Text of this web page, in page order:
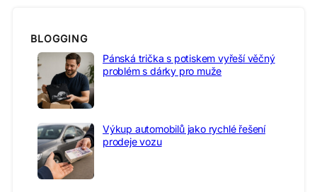
BLOGGING
Pánská trička s potiskem vyřeší věčný
problém s dárky pro muže
Výkup automobilů jako rychlé řešení
prodeje vozu